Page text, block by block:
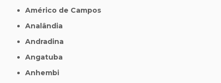
Américo de Campos
Analândia
Andradina
Angatuba
Anhembi